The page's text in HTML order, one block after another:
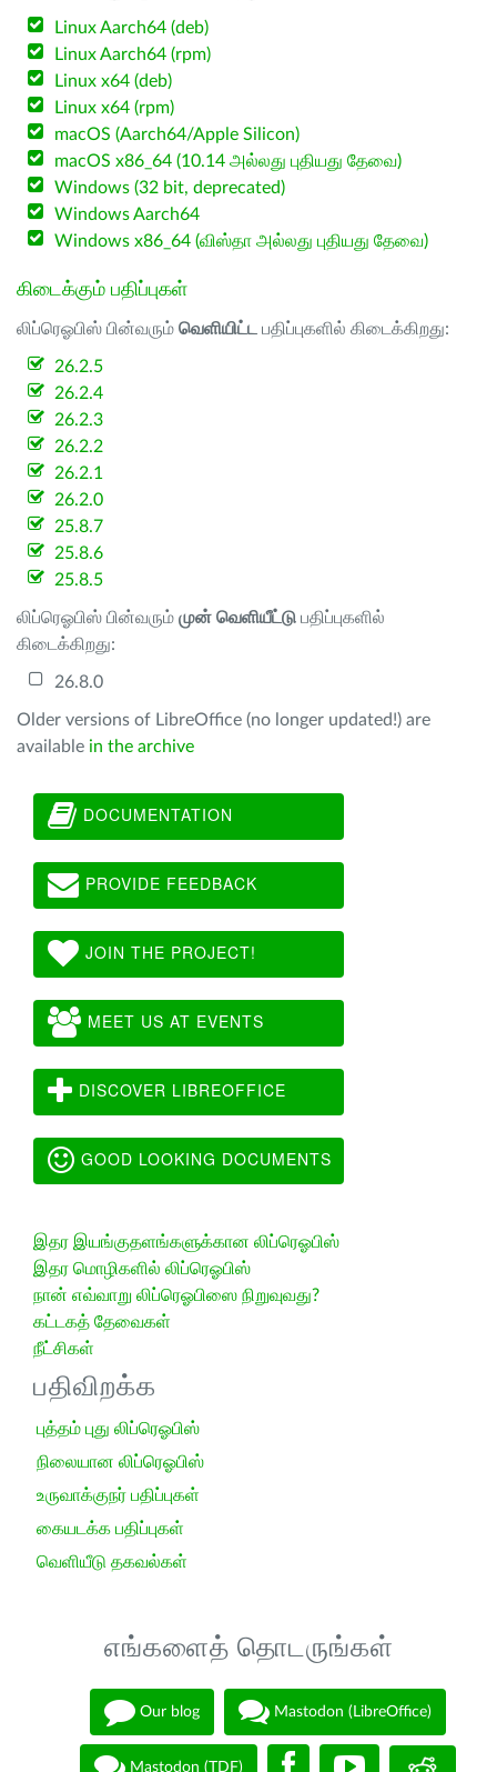
Linux Aarch64 (deb)
Linux Aarch64 (rpm)
Linux x64 (deb)
Linux x64 (rpm)
macOS (Aarch64/Apple Silicon)
macOS x86_64 (10.14 அல்லது புதியது தேவை)
Windows (32 bit, deprecated)
Windows Aarch64
Windows x86_64 (விஸ்தா அல்லது புதியது தேவை)
கிடைக்கும் பதிப்புகள்
லிப்ரெஓபிஸ் பின்வரும் வெளியிட்ட பதிப்புகளில் கிடைக்கிறது:
26.2.5
26.2.4
26.2.3
26.2.2
26.2.1
26.2.0
25.8.7
25.8.6
25.8.5
லிப்ரெஓபிஸ் பின்வரும் முன் வெளியீட்டு பதிப்புகளில்
கிடைக்கிறது:
26.8.0
Older versions of LibreOffice (no longer updated!) are
available in the archive
DOCUMENTATION
PROVIDE FEEDBACK
JOIN THE PROJECT!
MEET US AT EVENTS
DISCOVER LIBREOFFICE
GOOD LOOKING DOCUMENTS
இதர இயங்குதளங்களுக்கான லிப்ரெஓபிஸ்
இதர மொழிகளில் லிப்ரெஓபிஸ்
நான் எவ்வாறு லிப்ரெஓபிஸை நிறுவுவது?
கட்டகத் தேவைகள்
நீட்சிகள்
பதிவிறக்க
புத்தம் புது லிப்ரெஓபிஸ்
நிலையான லிப்ரெஓபிஸ்
உருவாக்குநர் பதிப்புகள்
கையடக்க பதிப்புகள்
வெளியீடு தகவல்கள்
எங்களைத் தொடருங்கள்
Our blog Mastodon (LibreOffice)
Mastodon (TDF)